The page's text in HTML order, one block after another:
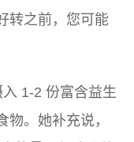
转之前，您可能
1-2 份富含益生
。她补充说，